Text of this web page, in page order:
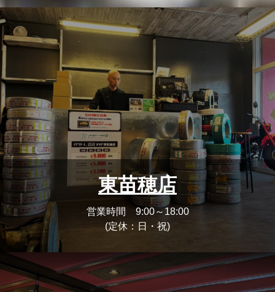
東苗穂店
営業時間 9:00～18:00
(定休：日・祝)